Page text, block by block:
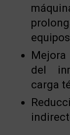
del
carga